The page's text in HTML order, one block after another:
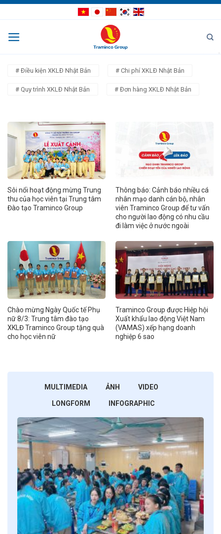
Bỏ
qua
dung
# Điều kiện XKLĐ Nhật Bản # Chi phí XKLĐ Nhật Bản
# Quy trình XKLĐ Nhật Bản # Đơn hàng XKLĐ Nhật Bản
Sôi nổi hoạt động mừng Trung
thu của học viên tại Trung tâm
Đào tạo Traminco Group
Thông báo: Cảnh báo nhiều cá
nhân mạo danh cán bộ, nhân
viên Traminco Group để tư vấn
cho người lao động có nhu cầu
đi làm việc ở nước ngoài
Chào mừng Ngày Quốc tế Phụ
nữ 8/3: Trung tâm đào tạo
XKLĐ Traminco Group tặng quà
cho học viên nữ
Traminco Group được Hiệp hội
Xuất khẩu lao động Việt Nam
(VAMAS) xếp hạng doanh
nghiệp 6 sao
MULTIMEDIA ẢNH VIDEO
LONGFORM INFOGRAPHIC